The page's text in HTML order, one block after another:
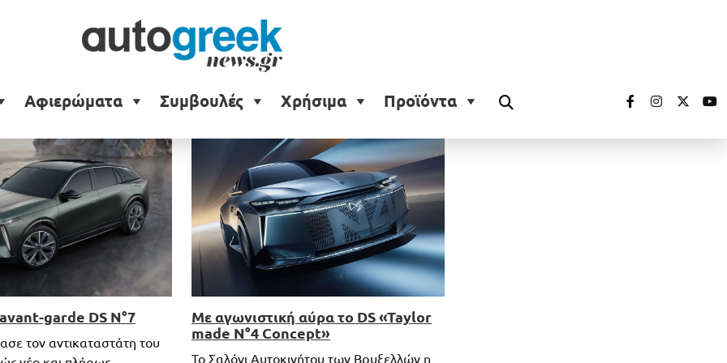
Αφιερώματα Συμβουλές Χρήσιμα Προϊόντα
garde DS N°7
τον αντικαταστάτη του
Με αγωνιστική αύρα το DS «Taylor
made N°4 Concept»
Το Σαλόνι Αυτοκινήτου των Βρυξελλών η